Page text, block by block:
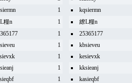
1
kqsiermn
糧n
1
繚L糧n
1
25365177
1
kbsieveu
1
kesievxk
1
kksieanj
1
kasieqbf